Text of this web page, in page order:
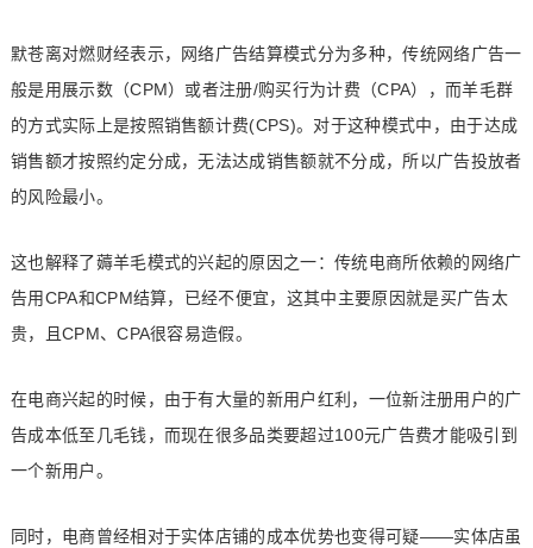
默苍离对燃财经表示，网络广告结算模式分为多种，传统网络广告一
般是用展示数（CPM）或者注册/购买行为计费（CPA），而羊毛群
的方式实际上是按照销售额计费(CPS)。对于这种模式中，由于达成
销售额才按照约定分成，无法达成销售额就不分成，所以广告投放者
的风险最小。
这也解释了薅羊毛模式的兴起的原因之一：传统电商所依赖的网络广
告用CPA和CPM结算，已经不便宜，这其中主要原因就是买广告太
贵，且CPM、CPA很容易造假。
在电商兴起的时候，由于有大量的新用户红利，一位新注册用户的广
告成本低至几毛钱，而现在很多品类要超过100元广告费才能吸引到
一个新用户。
同时，电商曾经相对于实体店铺的成本优势也变得可疑——实体店虽